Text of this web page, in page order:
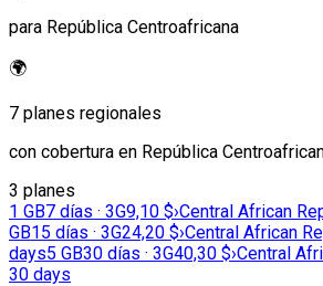
para República Centroafricana
🌍
7 planes regionales
con cobertura en República
3 planes
1 GB7 días · 3G9,10 $›Central African
GB15 días · 3G24,20 $›Central African
days5 GB30 días · 3G40,30 $›Central
30 days